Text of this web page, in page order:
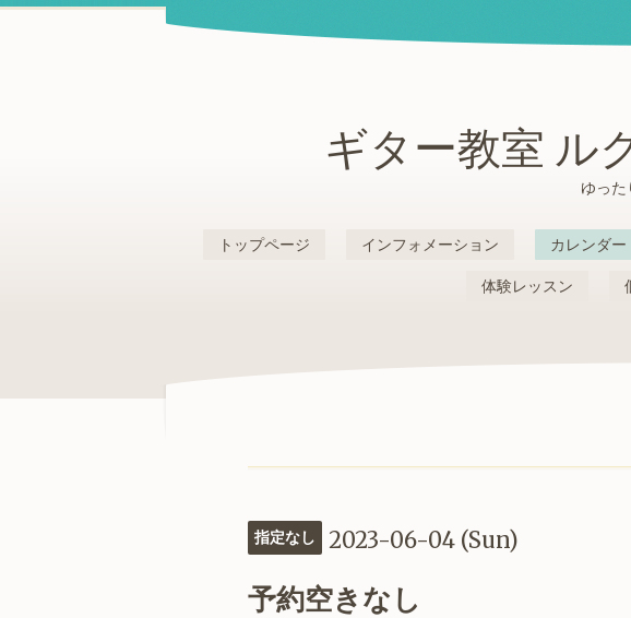
ギター教室 ル
ゆっ
トップページ インフォメーション カレンダー
体験レッスン
指定なし 2023-06-04 (Sun)
予約空きなし